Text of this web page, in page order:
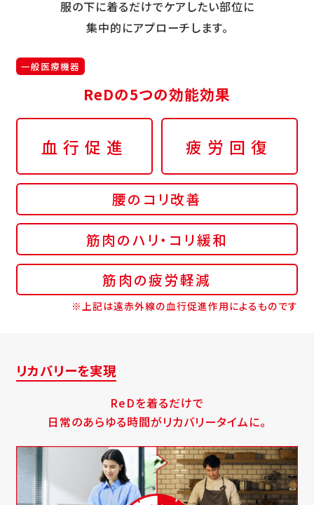
服の下に着るだけでケアしたい部位に
集中的にアプローチします。
一般医療機器
ReDの5つの効能効果
血行促進 疲労回復
腰のコリ改善
筋肉のハリ・コリ緩和
筋肉の疲労軽減
※上記は遠赤外線の血行促進作用によるものです
リカバリーを実現
ReDを着るだけで
日常のあらゆる時間がリカバリータイムに。